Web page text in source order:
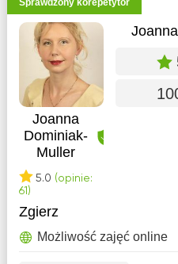
Sprawdzony korepetytor
Joanna
Dominiak-
Muller
5.0 (opinie:
61)
Zgierz
Możliwość zajęć online